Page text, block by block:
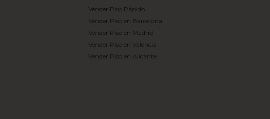
Vender Piso Rápido
Vender Piso en Barcelona
Vender Piso en Madrid
Vender Piso en Valencia
Vender Piso en Alicante